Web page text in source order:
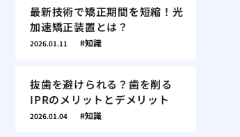
最新技術で矯正期間を短縮！光
加速矯正装置とは？
2026.01.11 知識
抜歯を避けられる？歯を削る
IPRのメリットとデメリット
2026.01.04 知識